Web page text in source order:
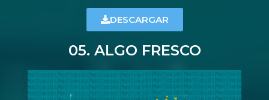
DESCARGAR
05. ALGO FRESCO